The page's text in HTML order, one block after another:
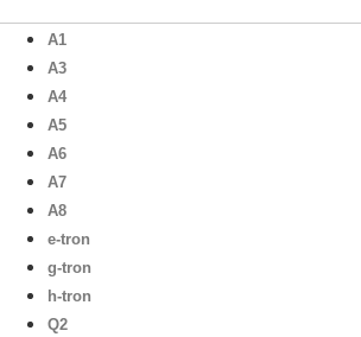
A1
A3
A4
A5
A6
A7
A8
e-tron
g-tron
h-tron
Q2